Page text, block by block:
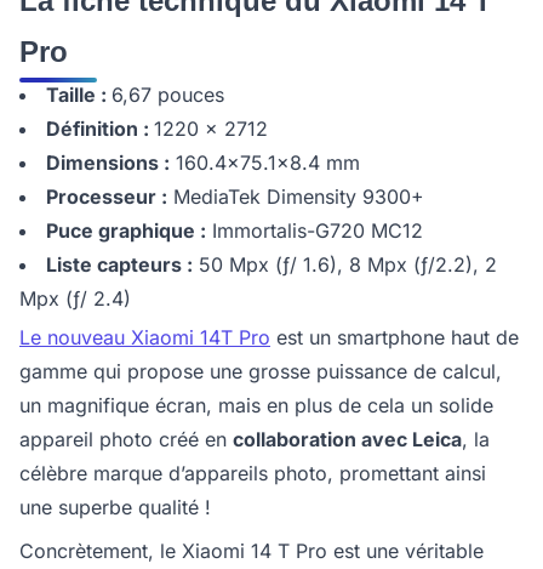
Pro
Taille : 6,67 pouces
Définition : 1220 x 2712
Dimensions : 160.4x75.1x8.4 mm
Processeur : MediaTek Dimensity 9300+
Puce graphique : Immortalis-G720 MC12
Liste capteurs : 50 Mpx (ƒ/ 1.6), 8 Mpx (ƒ/2.2), 2
Mpx (ƒ/ 2.4)
Le nouveau Xiaomi 14T Pro est un smartphone haut de
gamme qui propose une grosse puissance de calcul,
un magnifique écran, mais en plus de cela un solide
appareil photo créé en collaboration avec Leica, la
célèbre marque d’appareils photo, promettant ainsi
une superbe qualité !
Concrètement, le Xiaomi 14 T Pro est une véritable